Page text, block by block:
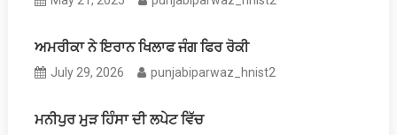
ਅਮਰੀਕਾ ਨੇ ਇਰਾਨ ਖਿਲਾਫ ਜੰਗ ਫਿਰ ਰੋਕੀ
July 29, 2026 punjabiparwaz_hnist2
ਮਨੀਪੁਰ ਮੁੜ ਹਿੰਸਾ ਦੀ ਲਪੇਟ ਵਿੱਚ